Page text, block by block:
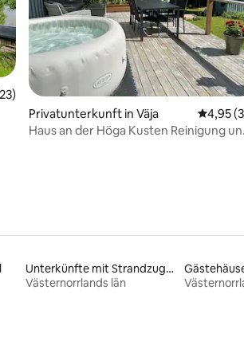
Bewertung: 4,87 von 5, 23
Privatunterkunft in Väja
4,95
Haus an der Höga Kusten Reinigung
Unterkünfte mit Strandzugang
Västernorrlands län